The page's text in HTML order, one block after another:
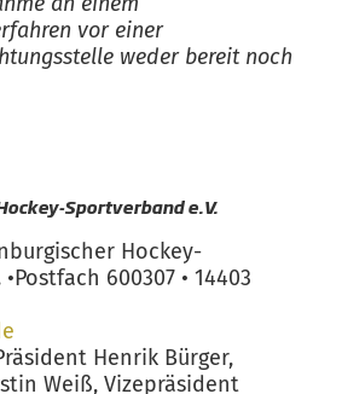
vor einer
weder bereit noch
Sportverband e.V.
Hockey-
600307 • 14403
Henrik Bürger,
Weiß, Vizepräsident